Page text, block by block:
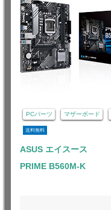
PCパーツ マザーボード
送料無料
ASUS エイスース
PRIME B560M-K